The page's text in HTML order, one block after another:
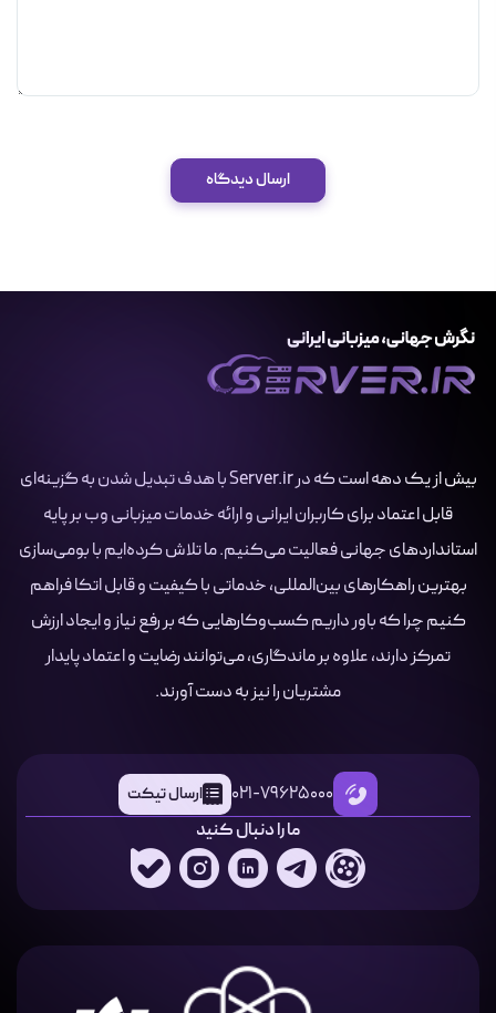
ارسال دیدگاه
بیش از یک دهه است که در Server.ir با هدف تبدیل شدن به گزینه‌ای
قابل اعتماد برای کاربران ایرانی و ارائه خدمات میزبانی وب بر پایه
استانداردهای جهانی فعالیت می‌کنیم. ما تلاش کرده‌ایم با بومی‌سازی
بهترین راهکارهای بین‌المللی، خدماتی با کیفیت و قابل اتکا فراهم
کنیم چرا که باور داریم کسب‌وکارهایی که بر رفع نیاز و ایجاد ارزش
تمرکز دارند، علاوه بر ماندگاری، می‌توانند رضایت و اعتماد پایدار
مشتریان را نیز به دست آورند.
021-79625000 ارسال تیکت
ما را دنبال کنید